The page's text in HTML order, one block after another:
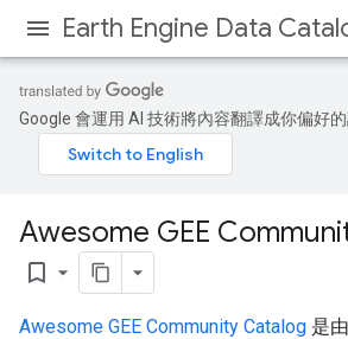
Earth Engine Data
Google 會運用 AI 技術將內容翻譯成你偏好
Awesome GEE
bookmark_border
Awesome GEE Community Catalog 是